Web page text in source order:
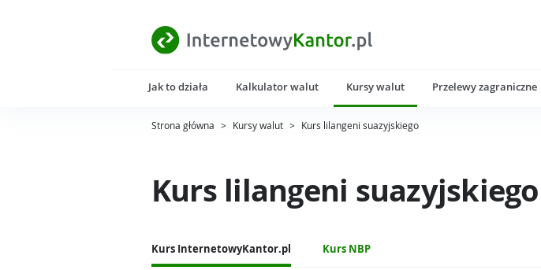
Jak to działa Kalkulator walut Kursy walut Przelewy zagraniczne
Strona główna > Kursy walut > Kurs lilangeni suazyjskiego
Kurs lilangeni suazyjskiego
Kurs InternetowyKantor.pl Kurs NBP